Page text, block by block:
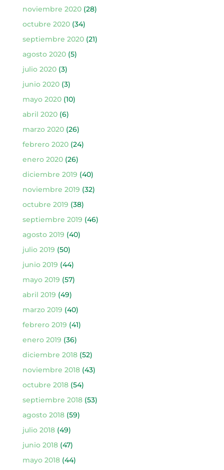
noviembre 2020(28)
octubre 2020(34)
septiembre 2020(21)
agosto 2020(5)
julio 2020(3)
junio 2020(3)
mayo 2020(10)
abril 2020(6)
marzo 2020(26)
febrero 2020(24)
enero 2020(26)
diciembre 2019 (40)
noviembre 2019 (32)
octubre 2019 (38)
septiembre 2019 (46)
agosto 2019 (40)
julio 2019 (50)
junio 2019 (44)
mayo 2019 (57)
abril 2019 (49)
marzo 2019 (40)
febrero 2019 (41)
enero 2019 (36)
diciembre 2018(52)
noviembre 2018(43)
octubre 2018(54)
septiembre 2018(53)
agosto 2018(59)
julio 2018(49)
junio 2018(47)
mayo 2018(44)